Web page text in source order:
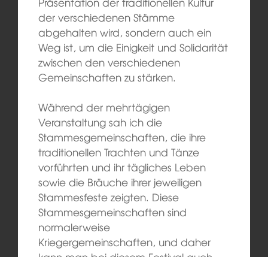
der verschiedenen Stämme
abgehalten wird, sondern auch ein
Weg ist, um die Einigkeit und Solidarität
zwischen den verschiedenen
Gemeinschaften zu stärken.
Während der mehrtägigen
Veranstaltung sah ich die
Stammesgemeinschaften, die ihre
traditionellen Trachten und Tänze
vorführten und ihr tägliches Leben
sowie die Bräuche ihrer jeweiligen
Stammesfeste zeigten. Diese
Stammesgemeinschaften sind
normalerweise
Kriegergemeinschaften, und daher